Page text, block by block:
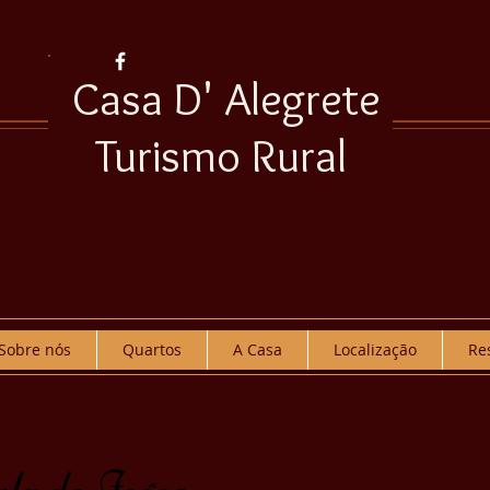
Casa D' Alegrete
Turismo Rural
nós Quartos A Casa Localização